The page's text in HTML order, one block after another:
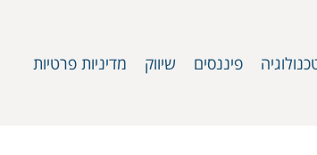
פיננסים שיווק מדיניות פרטיות